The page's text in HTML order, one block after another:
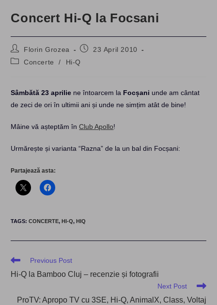
Concert Hi-Q la Focsani
Post
author:
Florin Grozea
Post23 April 2010
PostConcerte / Hi-Q
Sâmbătă 23 aprilie ne întoarcem la Focșani unde am cântat
de zeci de ori în ultimii ani și unde ne simțim atât de bine!
Mâine vă așteptăm înClub Apollo!
Urmărește și varianta “Razna” de la un bal din Focșani:
Partajează asta:
TAGS:CONCERTE, HI-Q, HIQ
Read
articles
Previous Post
Hi-Q la Bamboo Cluj – recenzie și fotografii
Next Post
ProTV: Apropo TV cu 3SE, Hi-Q, AnimalX, Class, Voltaj